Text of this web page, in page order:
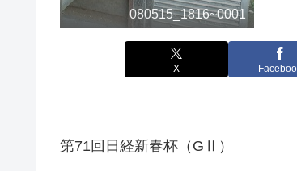
080515_1816~0001
X
第71回日経新春杯（GⅡ）